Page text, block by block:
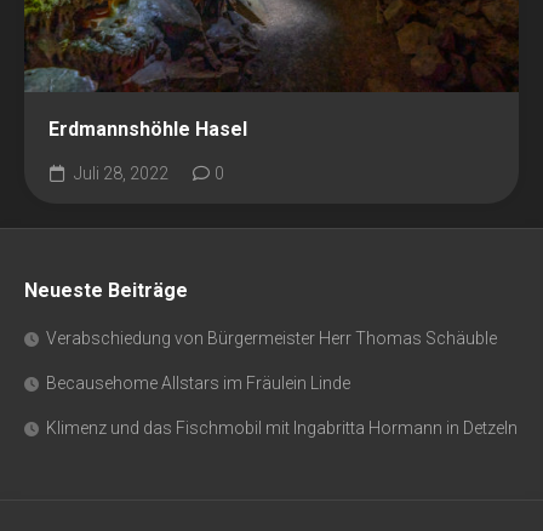
Erdmannshöhle Hasel
Juli 28, 2022 0
Neueste Beiträge
Verabschiedung von Bürgermeister Herr Thomas Schäuble
Becausehome Allstars im Fräulein Linde
Klimenz und das Fischmobil mit Ingabritta Hormann in Detzeln